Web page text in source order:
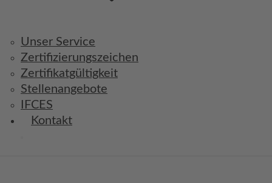
Unser Service
Zertifizierungszeichen
Zertifikatgültigkeit
Stellenangebote
IFCES
Kontakt